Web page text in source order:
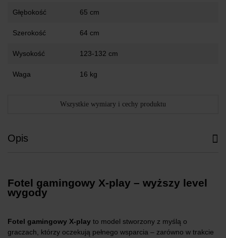
Głębokość 65 cm
Szerokość 64 cm
Wysokość 123-132 cm
Waga 16 kg
Wszystkie wymiary i cechy produktu
Opis
Fotel gamingowy X-play – wyższy level
wygody
Fotel gamingowy X-play to model stworzony z myślą o
graczach, którzy oczekują pełnego wsparcia – zarówno w trakcie